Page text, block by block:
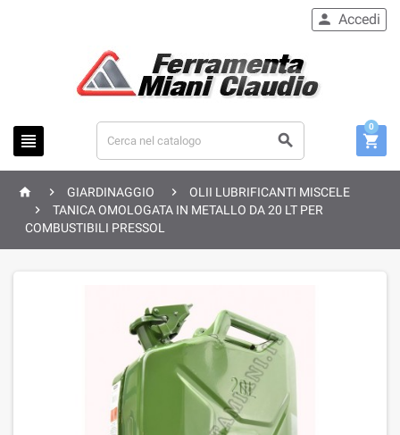
 
 Accedi

0
  GIARDINAGGIO 
OLII LUBRIFICANTI MISCELE

TANICA OMOLOGATA IN METALLO DA 20 LT PER
COMBUSTIBILI PRESSOL